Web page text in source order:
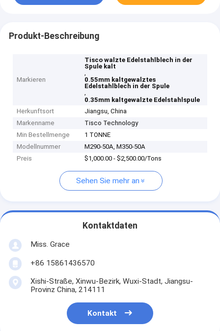
Produkt-Beschreibung
Markieren
Tisco walzte Edelstahlblech in der
Spule kalt
,
0.55mm kaltgewalztes
Edelstahlblech in der Spule
,
0.35mm kaltgewalzte Edelstahlspule
Herkunftsort
Jiangsu, China
Markenname
Tisco Technology
Min Bestellmenge
1 TONNE
Modellnummer
M290-50A, M350-50A
Preis
$1,000.00 - $2,500.00/Tons
Sehen Sie mehr an
Kontaktdaten
Miss. Grace
+86 15861436570
Xishi-Straße, Xinwu-Bezirk, Wuxi-Stadt, Jiangsu-
Provinz China, 214111
Kontakt